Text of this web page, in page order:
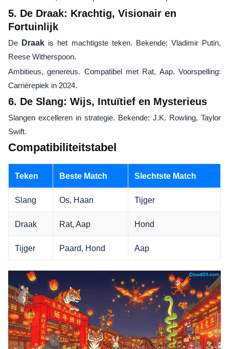
5. De Draak: Krachtig, Visionair en
Fortuinlijk
De Draak is het machtigste teken. Bekende: Vladimir Putin,
Reese Witherspoon.
Ambitieus, genereus. Compatibel met Rat, Aap. Voorspelling:
Carrièrepiek in 2024.
6. De Slang: Wijs, Intuïtief en Mysterieus
Slangen excelleren in strategie. Bekende: J.K. Rowling, Taylor
Swift.
Compatibiliteitstabel
Teken Beste Match Slechtste Match
Slang Os, Haan Tijger
Draak Rat, Aap Hond
Tijger Paard, Hond Aap